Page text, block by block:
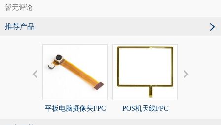
暂无评论
推荐产品
平板电脑摄像头FPC POS机天线FPC